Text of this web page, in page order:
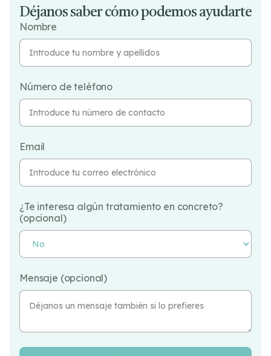
Déjanos saber cómo podemos ayudarte
Nombre
Número de teléfono
Email
¿Te interesa algún tratamiento en concreto?
(opcional)
Mensaje (opcional)